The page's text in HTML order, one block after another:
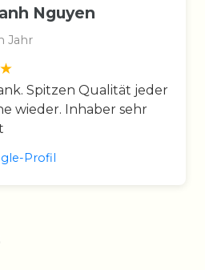
Nguyen
Jahr
Spitzen Qualität jeder
wieder. Inhaber sehr
Profil